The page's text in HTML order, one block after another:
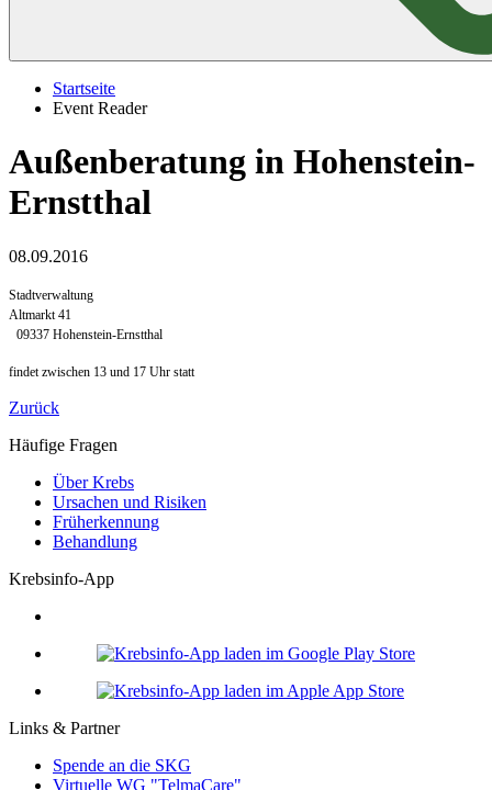
Startseite
Event Reader
Außenberatung in Hohenstein-
Ernstthal
08.09.2016
Stadtverwaltung
Altmarkt 41
09337 Hohenstein-Ernstthal
findet zwischen 13 und 17 Uhr statt
Zurück
Häufige Fragen
Über Krebs
Ursachen und Risiken
Früherkennung
Behandlung
Krebsinfo-App
Links & Partner
Spende an die SKG
Virtuelle WG "TelmaCare"